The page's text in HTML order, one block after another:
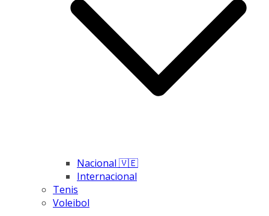
Nacional 🇻🇪
Internacional
Tenis
Voleibol